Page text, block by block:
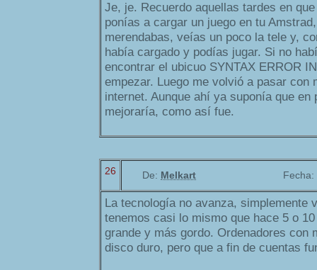
Je, je. Recuerdo aquellas tardes en
ponías a cargar un juego en tu
merendabas, veías un poco la tele y,
había cargado y podías jugar. Si no
encontrar el ubicuo SYNTAX ERROR
empezar. Luego me volvió a pasar con
internet. Aunque ahí ya suponía que en
mejoraría, como así fue.
26 De: Melkart Fecha:
La tecnología no avanza, simplemente
tenemos casi lo mismo que hace 5 o
grande y más gordo. Ordenadores con
disco duro, pero que a fin de cuentas